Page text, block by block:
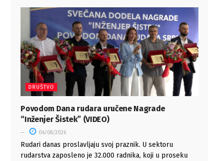
DRUŠTVO
Povodom Dana rudara uručene Nagrade
“Inženjer Šistek” (VIDEO)
06/08/2026
Rudari danas proslavljaju svoj praznik. U sektoru
rudarstva zaposleno je 32.000 radnika, koji u proseku